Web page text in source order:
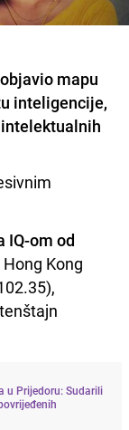
mapu
inteligencije,
IQ-om od
Kong
u Prijedoru: Sudarili